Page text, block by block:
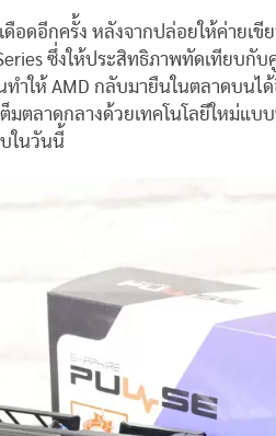
อดอีกครั้ง หลังจากปล่อยให้ค่ายเขี
ซึ่งให้ประสิทธิภาพทัดเทียบกั
ทำให้ AMD กลับมายืนในตลาดบนไ
ต็มตลาดกลางด้วยเทคโนโลยีใหม่แ
ในวันนี้